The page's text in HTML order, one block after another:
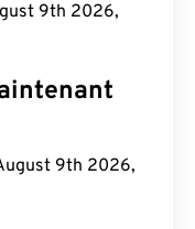
9th 2026,
9th 2026,